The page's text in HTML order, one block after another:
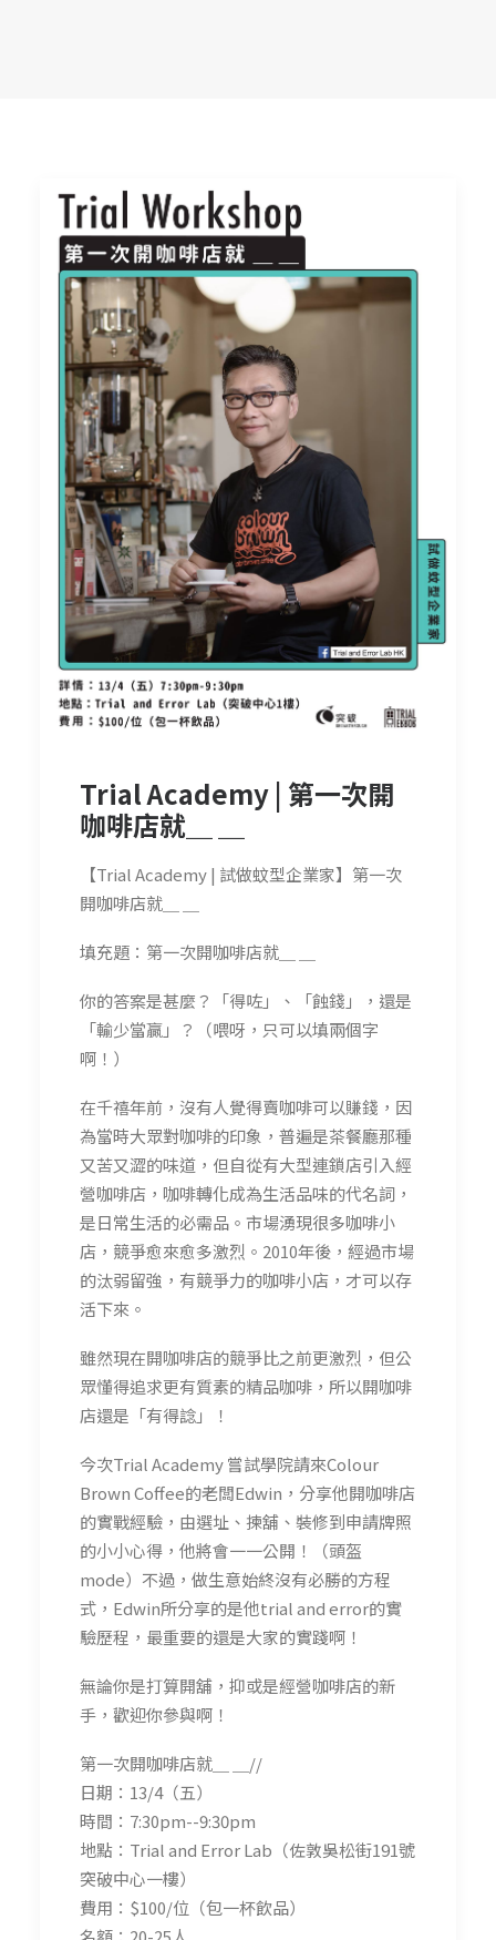
Trial Academy | 第一次開
咖啡店就＿ ＿
【Trial Academy | 試做蚊型企業家】第一次
開咖啡店就＿ ＿
填充題：第一次開咖啡店就＿ ＿
你的答案是甚麼？「得咗」、「蝕錢」，還是
「輸少當贏」？（喂呀，只可以填兩個字
啊！）
在千禧年前，沒有人覺得賣咖啡可以賺錢，因
為當時大眾對咖啡的印象，普遍是茶餐廳那種
又苦又澀的味道，但自從有大型連鎖店引入經
營咖啡店，咖啡轉化成為生活品味的代名詞，
是日常生活的必需品。市場湧現很多咖啡小
店，競爭愈來愈多激烈。2010年後，經過市場
的汰弱留強，有競爭力的咖啡小店，才可以存
活下來。
雖然現在開咖啡店的競爭比之前更激烈，但公
眾懂得追求更有質素的精品咖啡，所以開咖啡
店還是「有得諗」！
今次Trial Academy 嘗試學院請來Colour
Brown Coffee的老闆Edwin，分享他開咖啡店
的實戰經驗，由選址、揀舖、裝修到申請牌照
的小小心得，他將會一一公開！（頭盔
mode）不過，做生意始終沒有必勝的方程
式，Edwin所分享的是他trial and error的實
驗歷程，最重要的還是大家的實踐啊！
無論你是打算開舖，抑或是經營咖啡店的新
手，歡迎你參與啊！
第一次開咖啡店就＿ ＿//
日期：13/4（五）
時間：7:30pm--9:30pm
地點：Trial and Error Lab（佐敦吳松街191號
突破中心一樓）
費用：$100/位（包一杯飲品）